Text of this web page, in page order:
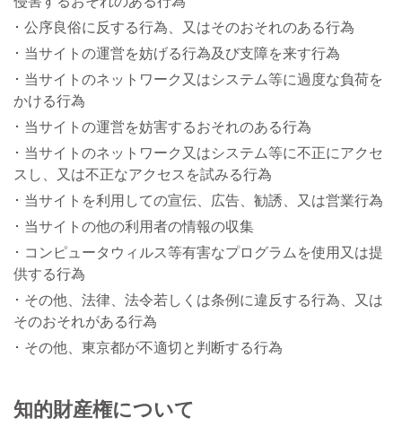
公序良俗に反する行為、又はそのおそれのある行為
当サイトの運営を妨げる行為及び支障を来す行為
当サイトのネットワーク又はシステム等に過度な負荷を
かける行為
当サイトの運営を妨害するおそれのある行為
当サイトのネットワーク又はシステム等に不正にアクセ
スし、又は不正なアクセスを試みる行為
当サイトを利用しての宣伝、広告、勧誘、又は営業行為
当サイトの他の利用者の情報の収集
コンピュータウィルス等有害なプログラムを使用又は提
供する行為
その他、法律、法令若しくは条例に違反する行為、又は
そのおそれがある行為
その他、東京都が不適切と判断する行為
知的財産権について